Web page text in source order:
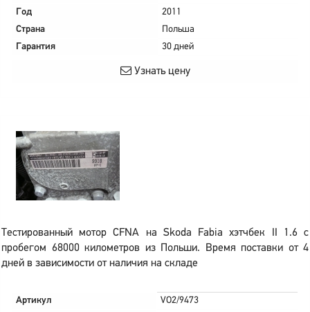
Год
2011
Страна
Польша
Гарантия
30 дней
Узнать цену
Тестированный мотор CFNA на Skoda Fabia хэтчбек II 1.6 с
пробегом 68000 километров из Польши. Время поставки от 4
дней в зависимости от наличия на складе
Артикул
VO2/9473